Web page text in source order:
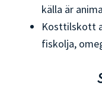
källa är
Kosttilskott
fiskolja,